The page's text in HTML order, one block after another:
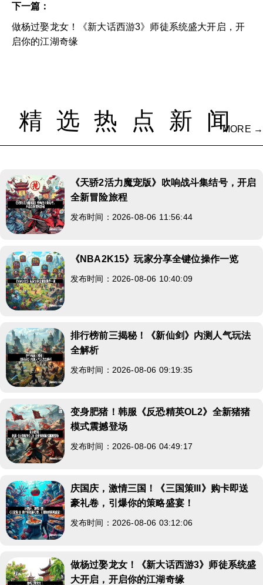
下一篇：
做杨过娶龙女！《新大话西游3》师徒系统盛大开启，开
启你的江湖奇缘
精选热点新闻
MORE →
《天骄2活力魔宠版》吹响战斗集结号，开启
全新冒险旅程
发布时间：2026-08-06 11:56:44
《NBA2K15》玩家分享全键位操作一览
发布时间：2026-08-06 10:40:09
排行榜前三揭秘！《新仙剑》内测人气玩法
全解析
发布时间：2026-08-06 09:19:35
变身肥猪！韩服《反恐精英OL2》全新猪猪
模式震撼登场
发布时间：2026-08-06 04:49:17
庆国庆，激情三国！《三国策III》购卡即送
豪礼卷，引爆你的策略盛宴！
发布时间：2026-08-06 03:12:06
做杨过娶龙女！《新大话西游3》师徒系统盛
大开启，开启你的江湖奇缘